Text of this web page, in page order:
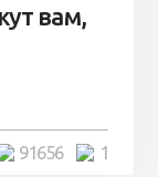
вам,
1
91656